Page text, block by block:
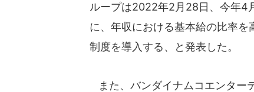
ループは2022年2月28日、今年4
に、年収における基本給の比率
制度を導入する、と発表した。
また、バンダイナムコエンター